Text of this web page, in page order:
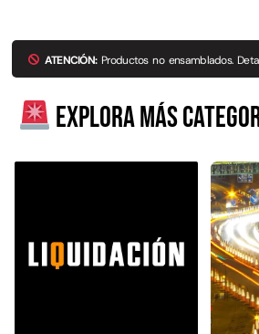
ATENCIÓN:Productos no ensamblados.
Explora más